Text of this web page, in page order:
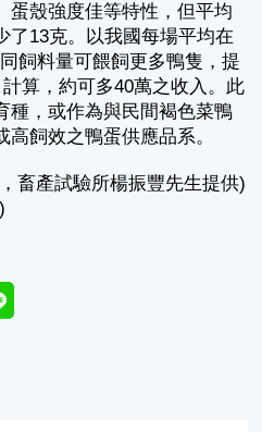
蛋殼強度佳等特性，但平均
了13克。以我國每場平均在
飼料量可餵飼更多鴨隻，提
算，約可多40萬之收入。此
種，或作為與民間褐色菜鴨
飼效之鴨蛋供應品系。
畜產試驗所楊振豐先生提供)